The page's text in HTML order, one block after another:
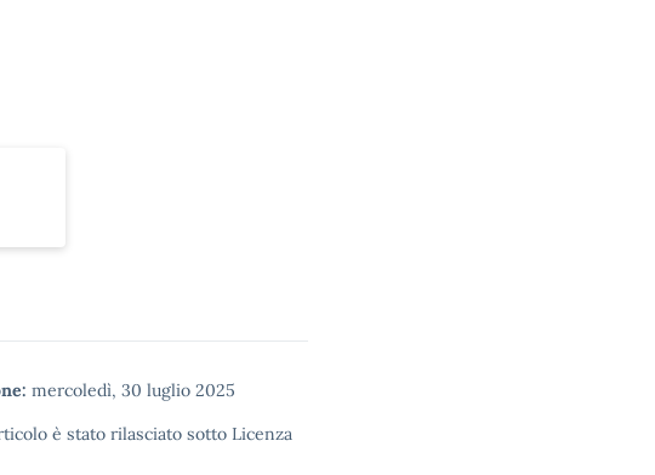
mercoledì, 30 luglio 2025
è stato rilasciato sotto Licenza